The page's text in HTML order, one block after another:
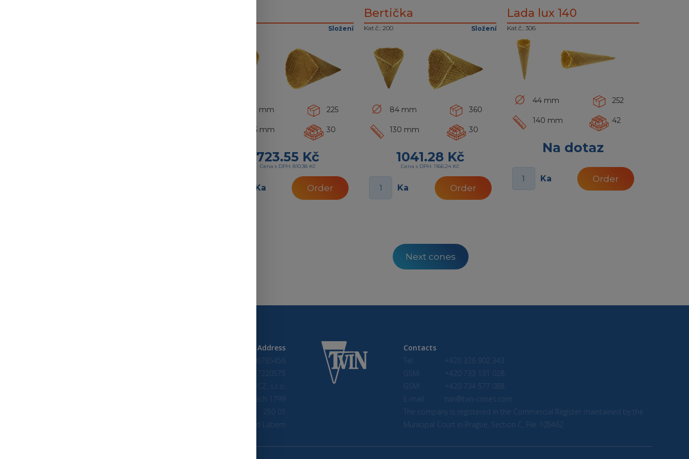
Složení
90 mm 225
155 mm 30
723.55 Kč
Cena s DPH: 810.38 Kč
Ka Order
Bertička
Kat.č.: 200 Složení
84 mm 360
130 mm 30
1041.28 Kč
Cena s DPH: 1166.24 Kč
Ka Order
Lada lux 140
Kat.č.: 306
44 mm 252
140 mm 42
Na dotaz
Ka Order
Next cones
Address
CRN: 98765456
VAT: CZ27220575
Tvin CZ, s.r.o.
Na Skalkách 1799
250 01
Brandýs nad Labem
Contacts
Tel:
+420 326 902 343
GSM:
+420 733 131 028
GSM:
+420 734 577 088
E-mail:
tvin@tvin-cones.com
The company is registered in the Commercial Register maintained by the
Municipal Court in Prague, Section C, File 105462